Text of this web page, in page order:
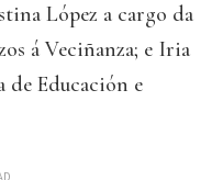
López a cargo da
á Veciñanza; e Iria
Educación e